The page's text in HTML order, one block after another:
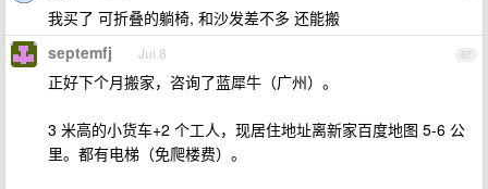
我买了 可折叠的躺椅, 和沙发差不多 还能搬
67
septemfj Jul 8
正好下个月搬家，咨询了蓝犀牛（广州）。
3 米高的小货车+2 个工人，现居住地址离新家百度地图 5-6 公
里。都有电梯（免爬楼费）。